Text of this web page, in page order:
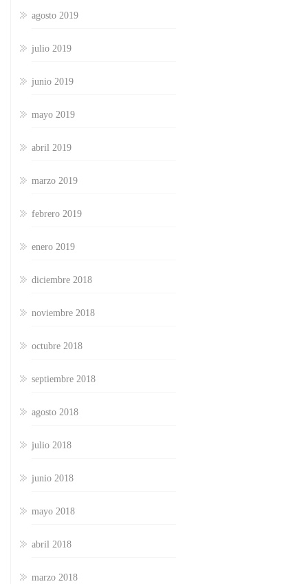
agosto 2019
julio 2019
junio 2019
mayo 2019
abril 2019
marzo 2019
febrero 2019
enero 2019
diciembre 2018
noviembre 2018
octubre 2018
septiembre 2018
agosto 2018
julio 2018
junio 2018
mayo 2018
abril 2018
marzo 2018